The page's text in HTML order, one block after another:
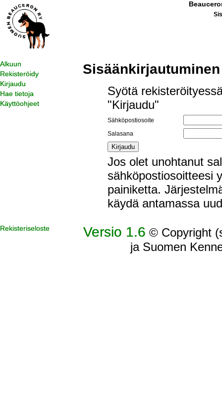
Alkuun
Rekisteröidy
Kirjaudu
Hae tietoja
Käyttöohjeet
Sisäänkirjautuminen
Syötä
"Kirjaudu"
Sähköpostiosoite
Salasana
Jos olet unohtanut
sähköpostiosoitteesi
painiketta.
käydä antamassa
Rekisteriseloste Versio 1.6 © Copyright
ja Suomen